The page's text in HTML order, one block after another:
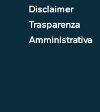
Disclaimer
Trasparenza
Amministrativa